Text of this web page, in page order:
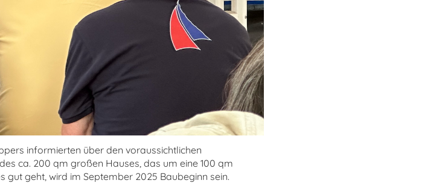
informierten über den voraussichtlichen
ca. 200 qm großen Hauses, das um eine 100 qm
geht, wird im September 2025 Baubeginn sein.